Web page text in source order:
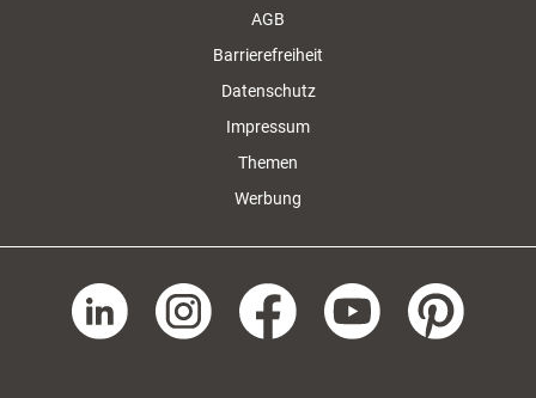
AGB
Barrierefreiheit
Datenschutz
Impressum
Themen
Werbung